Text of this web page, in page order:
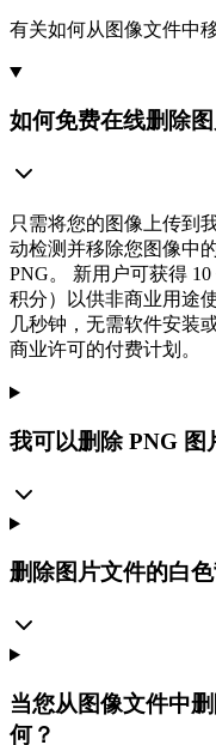
有关如何从图像文件中
如何免费在线删除
只需将您的图像上传到
动检测并移除您图像中
PNG。 新用户可获得
积分）以供非商业用途
几秒钟，无需软件安装
商业许可的付费计划。
我可以删除 PNG 图
删除图片文件的白
当您从图像文件中
何？